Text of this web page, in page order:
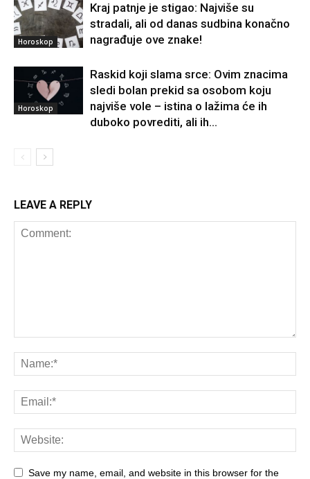
Horoskop
Kraj patnje je stigao: Najviše su
stradali, ali od danas sudbina konačno
nagrađuje ove znake!
Horoskop
Raskid koji slama srce: Ovim znacima
sledi bolan prekid sa osobom koju
najviše vole – istina o lažima će ih
duboko povrediti, ali ih...
LEAVE A REPLY
Save my name, email, and website in this browser for the